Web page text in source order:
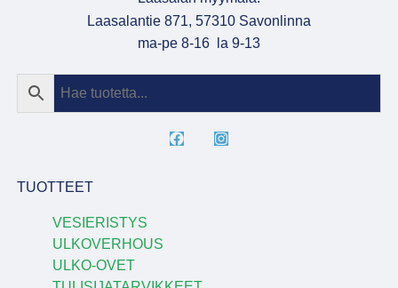
Laasalantie 871, 57310 Savonlinna
ma-pe 8-16 la 9-13
TUOTTEET
VESIERISTYS
ULKOVERHOUS
ULKO-OVET